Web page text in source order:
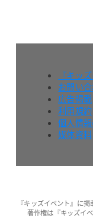
『キッ
お問い
広告掲載
利用規約
個人情
媒体資料
『キッズイベント』に
著作権は『キッズイ